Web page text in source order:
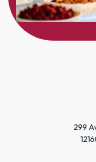
299